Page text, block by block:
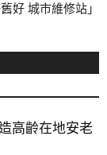
好 城市維修站」
高齡在地安老